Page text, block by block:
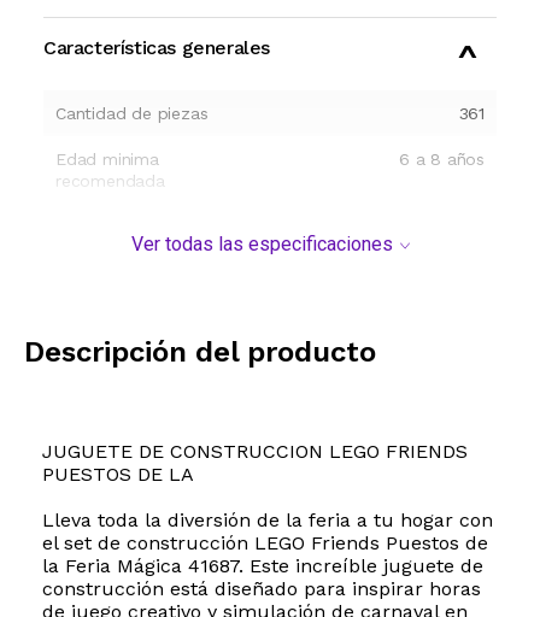
Características generales
Cantidad de piezas 361
Edad minima
recomendada
6 a 8 años
Ver todas las especificaciones
Descripción del producto
JUGUETE DE CONSTRUCCION LEGO FRIENDS
PUESTOS DE LA
Lleva toda la diversión de la feria a tu hogar con
el set de construcción LEGO Friends Puestos de
la Feria Mágica 41687. Este increíble juguete de
construcción está diseñado para inspirar horas
de juego creativo y simulación de carnaval en